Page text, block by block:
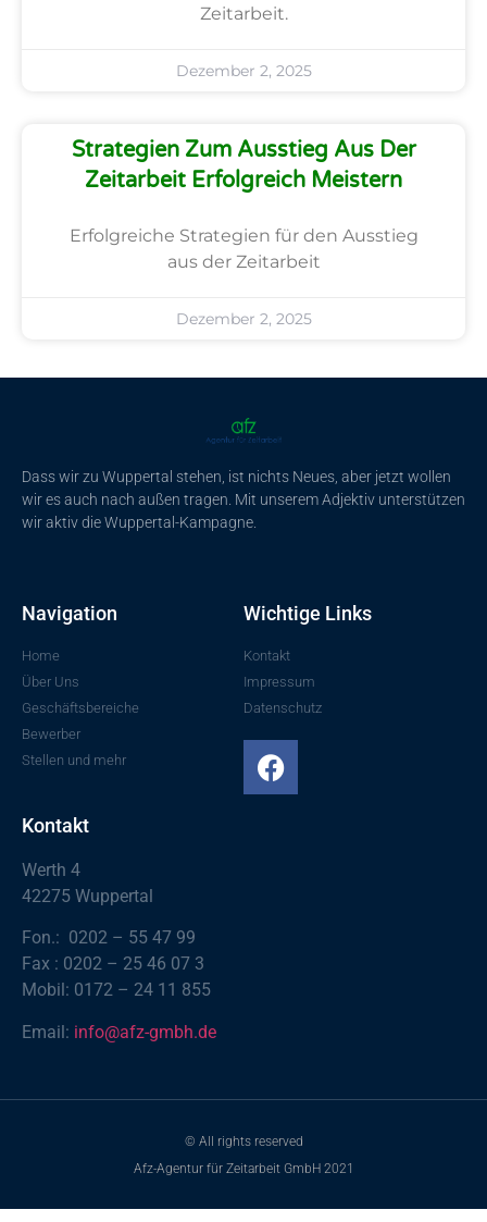
Zeitarbeit.
Dezember 2, 2025
Strategien Zum Ausstieg Aus Der
Zeitarbeit Erfolgreich Meistern
Erfolgreiche Strategien für den Ausstieg
aus der Zeitarbeit
Dezember 2, 2025
Dass wir zu Wuppertal stehen, ist nichts Neues, aber jetzt wollen
wir es auch nach außen tragen. Mit unserem Adjektiv unterstützen
wir aktiv die Wuppertal-Kampagne.
Navigation
Home
Über Uns
Geschäftsbereiche
Bewerber
Stellen und mehr
Wichtige Links
Kontakt
Impressum
Datenschutz
Kontakt
Werth 4
42275 Wuppertal
Fon.: 0202 – 55 47 99
Fax : 0202 – 25 46 07 3
Mobil: 0172 – 24 11 855
Email: info@afz-gmbh.de
© All rights reserved
Afz-Agentur für Zeitarbeit GmbH 2021